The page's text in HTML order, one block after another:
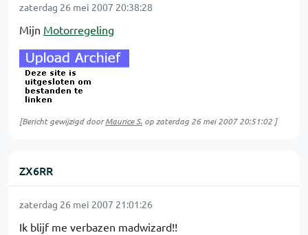
zaterdag 26 mei 2007 20:38:28
Mijn Motorregeling
[Bericht gewijzigd doorMaurice S. op zaterdag 26 mei 2007 20:51:02 ]
ZX6RR
zaterdag 26 mei 2007 21:01:26
Ik blijf me verbazen madwizard!!